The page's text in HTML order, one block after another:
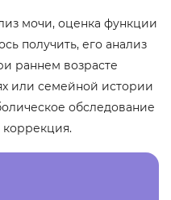
мочи, оценка функции
получить, его анализ
раннем возрасте
или семейной истории
обследование
коррекция.